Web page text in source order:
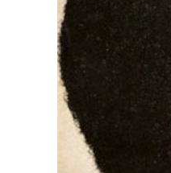
Estadual do Ceará
(1929 – 1939).
pode ser conferida pelo
https://www.youtube.com/
https://www.youtube.com/